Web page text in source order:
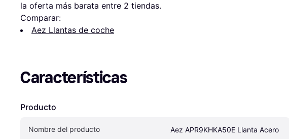
la oferta más barata entre 2 tiendas.
Comparar:
Aez Llantas de coche
Características
Producto
Nombre del producto Aez APR9KHKA50E Llanta Acero